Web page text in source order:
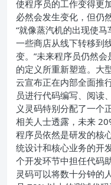
使程序员的工作变得更
必然会发生变化，但仍
“就像蒸汽机的出现使
一些商店从线下转移到
变。”未来程序员仍然
的定义所重新塑造。 大
云宣布正在内部全面推
员进行代码编写、阅读
义灵码特别分配了一
相关人士透露，未来
程序员依然是研发的核
统设计和核心业务的开发
个开发环节中担任代码
灵码可以将数十分钟的